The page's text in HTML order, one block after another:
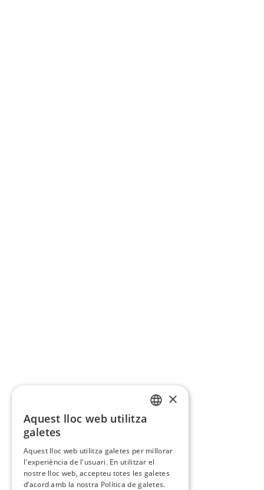
×
Aquest lloc web utilitza
galetes
Aquest lloc web utilitza galetes per millorar
l'experiència de l'usuari. En utilitzar el
nostre lloc web, accepteu totes les galetes
d’acord amb la nostra Política de galetes.